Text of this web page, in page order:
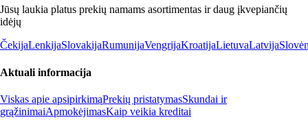
Jūsų laukia platus prekių namams asortimentas ir daug įkvepiančių
idėjų
ČekijaLenkijaSlovakijaRumunijaVengrijaKroatijaLietuvaLatvija
Aktuali informacija
Viskas apie apsipirkimąPrekių pristatymasSkundai ir
grąžinimaiApmokėjimasKaip veikia kreditai